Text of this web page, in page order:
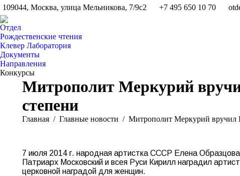
109044, Москва, улица Мельникова, 7/9с2 +7 495 650 10 70
Отдел
Рождественские чтения
Клевер Лаборатория
Документы
Направления
Конкурсы
Митрополит Меркурий
степени
Вы здесь:
Главная Главные новости Митрополит Меркурий вручил
7 июля 2014 г. народная артистка СССР Елена
Патриарх Московский и всея Руси Кирилл наградил
церковной наградой для женщин.